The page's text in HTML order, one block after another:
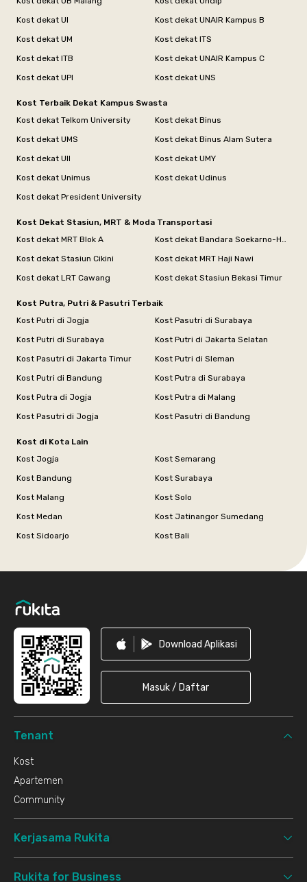
Kost dekat UI
Kost dekat UNAIR Kampus B
Kost dekat UM
Kost dekat ITS
Kost dekat ITB
Kost dekat UNAIR Kampus C
Kost dekat UPI
Kost dekat UNS
Kost Terbaik Dekat Kampus Swasta
Kost dekat Telkom University
Kost dekat Binus
Kost dekat UMS
Kost dekat Binus Alam Sutera
Kost dekat UII
Kost dekat UMY
Kost dekat Unimus
Kost dekat Udinus
Kost dekat President University
Kost Dekat Stasiun, MRT & Moda Transportasi
Kost dekat MRT Blok A
Kost dekat Bandara Soekarno-Hatta
Kost dekat Stasiun Cikini
Kost dekat MRT Haji Nawi
Kost dekat LRT Cawang
Kost dekat Stasiun Bekasi Timur
Kost Putra, Putri & Pasutri Terbaik
Kost Putri di Jogja
Kost Pasutri di Surabaya
Kost Putri di Surabaya
Kost Putri di Jakarta Selatan
Kost Pasutri di Jakarta Timur
Kost Putri di Sleman
Kost Putri di Bandung
Kost Putra di Surabaya
Kost Putra di Jogja
Kost Putra di Malang
Kost Pasutri di Jogja
Kost Pasutri di Bandung
Kost di Kota Lain
Kost Jogja
Kost Semarang
Kost Bandung
Kost Surabaya
Kost Malang
Kost Solo
Kost Medan
Kost Jatinangor Sumedang
Kost Sidoarjo
Kost Bali
Download Aplikasi
Masuk / Daftar
Tenant
Kost
Apartemen
Community
Kerjasama Rukita
Rukita for Business